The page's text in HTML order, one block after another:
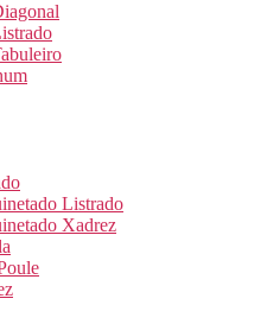
Listrado
Xadrez